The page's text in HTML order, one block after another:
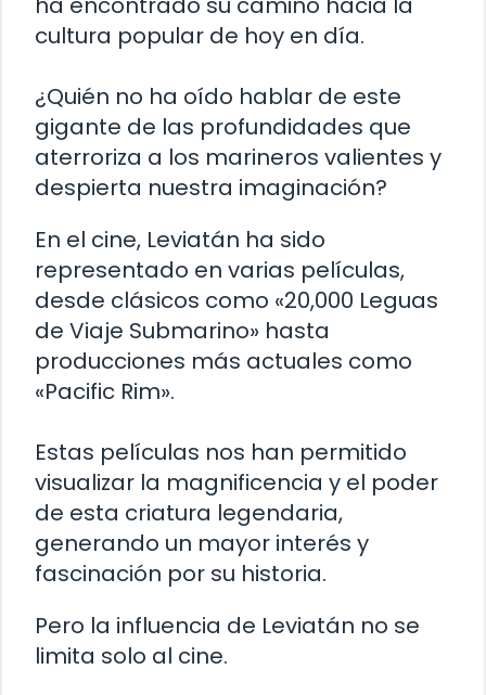
cultura popular de hoy en día.
¿Quién no ha oído hablar de este
gigante de las profundidades que
aterroriza a los marineros valientes y
despierta nuestra imaginación?
En el cine, Leviatán ha sido
representado en varias películas,
desde clásicos como «20,000 Leguas
de Viaje Submarino» hasta
producciones más actuales como
«Pacific Rim».
Estas películas nos han permitido
visualizar la magnificencia y el poder
de esta criatura legendaria,
generando un mayor interés y
fascinación por su historia.
Pero la influencia de Leviatán no se
limita solo al cine.